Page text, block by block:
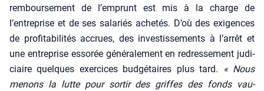
rem­bour­se­ment de l’emprunt est mis à la charge de
l’entreprise et de ses sala­riés ache­tés. D’où des exi­gences
de pro­fi­ta­bi­li­tés accrues, des inves­tis­se­ments à l’arrêt et
une entre­prise esso­rée géné­ra­le­ment en redres­se­ment judi­
ciaire quelques exer­cices bud­gé­taires plus tard.
« Nous
menons la lutte pour sor­tir des griffes des fonds vau­